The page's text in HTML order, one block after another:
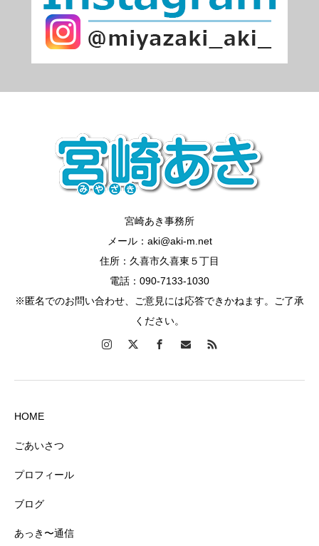
宮崎あき事務所
メール：aki@aki-m.net
住所：久喜市久喜東５丁目
電話：090-7133-1030
※匿名でのお問い合わせ、ご意見には応答できかねます。ご了承
ください。
HOME
ごあいさつ
プロフィール
ブログ
あっき〜通信